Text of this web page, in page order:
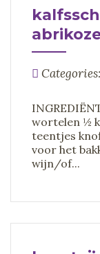
Categories:
wortelen ½
teentjes
voor het
wijn/of...